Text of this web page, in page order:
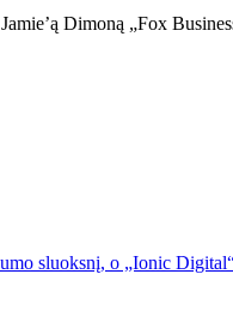
Dimoną „Fox
sluoksnį, o „Ionic